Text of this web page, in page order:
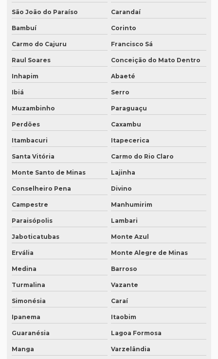
Intérprete de espanhol em campinas
Intérprete de espanhol em porto alegre
Intérprete para eventos
Intérprete de inglês em campinas
Intérprete de inglês em curitiba
Intérprete inglês espanhol português
Intérprete de inglês em porto alegre
Intérprete de inglês português
Interprete de italiano profissional
Intérprete japonês português
Intérprete juramentado
Intérprete de negócios
Intérprete para palestras
Intérprete português chinês
Intérprete português inglês profissional
Intérprete português japonês
Intérprete português mandarim
Intérprete profissional coreano português
Intérprete profissional em eventos
São João do Paraíso Carandaí
Bambuí Corinto
Carmo do Cajuru Francisco Sá
Raul Soares Conceição do Mato Dentro
Inhapim Abaeté
Ibiá Serro
Muzambinho Paraguaçu
Perdões Caxambu
Itambacuri Itapecerica
Santa Vitória Carmo do Rio Claro
Monte Santo de Minas Lajinha
Conselheiro Pena Divino
Campestre Manhumirim
Paraisópolis Lambari
Jaboticatubas Monte Azul
Ervália Monte Alegre de Minas
Medina Barroso
Turmalina Vazante
Simonésia Caraí
Ipanema Itaobim
Guaranésia Lagoa Formosa
Manga Varzelândia